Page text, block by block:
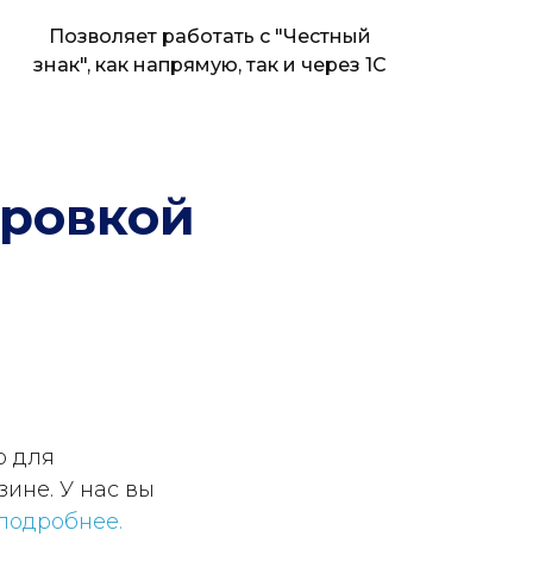
Позволяет работать с "Честный
знак", как напрямую, так и через 1С
для
У нас вы